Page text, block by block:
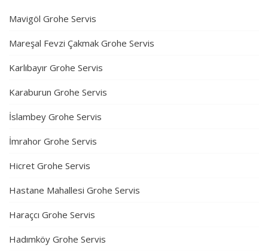
Mavigöl Grohe Servis
Mareşal Fevzi Çakmak Grohe Servis
Karlıbayır Grohe Servis
Karaburun Grohe Servis
İslambey Grohe Servis
İmrahor Grohe Servis
Hicret Grohe Servis
Hastane Mahallesi Grohe Servis
Haraçcı Grohe Servis
Hadımköy Grohe Servis